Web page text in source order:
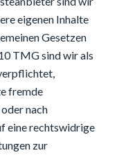
eigenen Inhalte
Gesetzen
TMG sind wir als
fremde
nach
eine rechtswidrige
zur